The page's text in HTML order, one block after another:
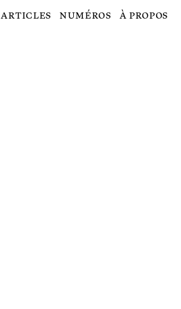
articles numéros à propos